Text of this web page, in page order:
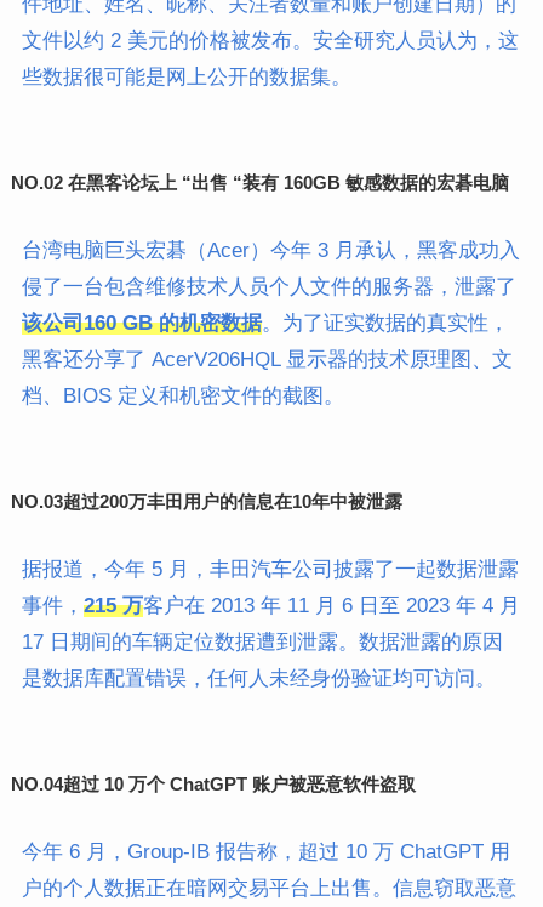
文件以约 2 美元的价格被发布。安全研究人员认为，这
些数据很可能是网上公开的数据集。
NO.02 在黑客论坛上 “出售 “装有 160GB 敏感数据的宏碁电脑
台湾电脑巨头宏碁（Acer）今年 3 月承认，黑客成功入
侵了一台包含维修技术人员个人文件的服务器，泄露了
该公司160 GB 的机密数据。为了证实数据的真实性，
黑客还分享了 AcerV206HQL 显示器的技术原理图、文
档、BIOS 定义和机密文件的截图。
NO.03超过200万丰田用户的信息在10年中被泄露
据报道，今年 5 月，丰田汽车公司披露了一起数据泄露
事件， 215 万客户在 2013 年 11 月 6 日至 2023 年 4 月
17 日期间的车辆定位数据遭到泄露。数据泄露的原因
是数据库配置错误，任何人未经身份验证均可访问。
NO.04超过 10 万个 ChatGPT 账户被恶意软件盗取
今年 6 月，Group-IB 报告称，超过 10 万 ChatGPT 用
户的个人数据正在暗网交易平台上出售。信息窃取恶意